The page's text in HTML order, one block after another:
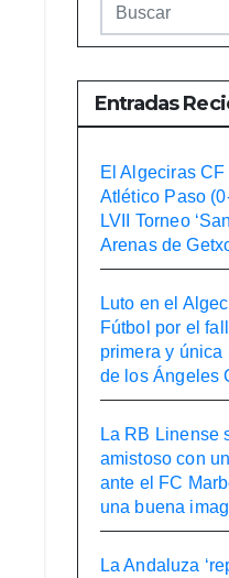
Entradas
El Algeciras
Atlético Paso
LVII Torneo
Arenas de
Luto en el
Fútbol por el
primera y única
de los Ángeles
La RB Linense
amistoso con
ante el FC
una buena
La Andaluza